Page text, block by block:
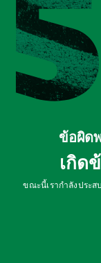
ข้อผิด
เกิด
ขณะนี้เรากำลังประ